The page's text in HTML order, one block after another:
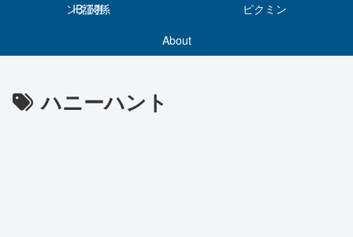
ング関係
IB証券
ピクミン
About
ハニーハント